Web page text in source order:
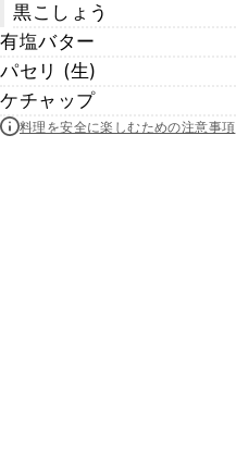
黒こしょう
有塩バター
パセリ (生)
ケチャップ
料理を安全に楽しむための注意事項